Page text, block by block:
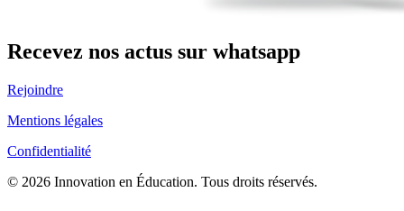
Recevez nos actus sur whatsapp
Rejoindre
Mentions légales
Confidentialité
© 2026 Innovation en Éducation. Tous droits réservés.